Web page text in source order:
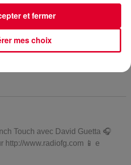
Touch avec David Guetta 🎧
http://www.radiofg.com 📱 e
mes choix
et fermer